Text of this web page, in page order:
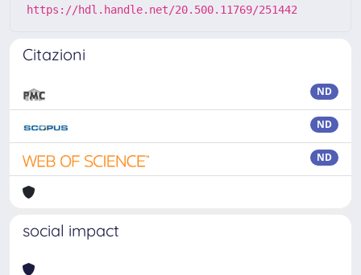
https://hdl.handle.net/20.500.11769/251442
Citazioni
ND
ND
ND
social impact